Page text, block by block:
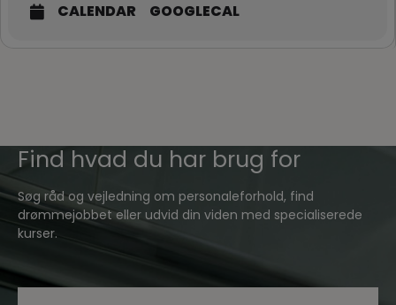
CALENDAR GOOGLECAL
Find hvad du har brug for
Søg råd og vejledning om personaleforhold, find
drømmejobbet eller udvid din viden med specialiserede
kurser.